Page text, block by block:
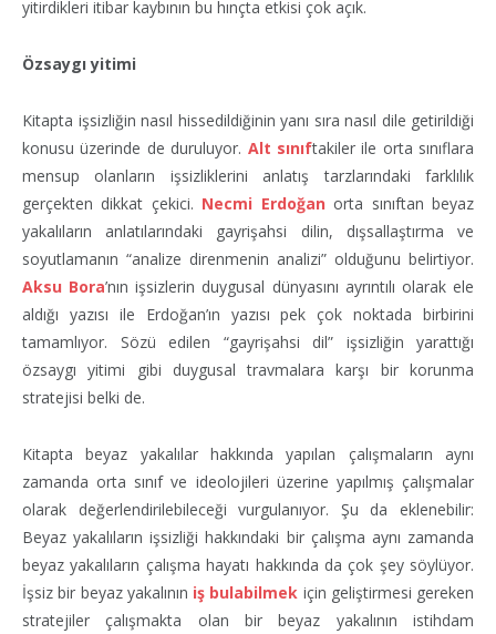
yitirdikleri itibar kaybının bu hınçta etkisi çok açık.
Özsaygı yitimi
Kitapta işsizliğin nasıl hissedildiğinin yanı sıra nasıl dile getirildiği
konusu üzerinde de duruluyor. Alt sınıftakiler ile orta sınıflara
mensup olanların işsizliklerini anlatış tarzlarındaki farklılık
gerçekten dikkat çekici. Necmi Erdoğan orta sınıftan beyaz
yakalıların anlatılarındaki gayrişahsi dilin, dışsallaştırma ve
soyutlamanın “analize direnmenin analizi” olduğunu belirtiyor.
Aksu Bora’nın işsizlerin duygusal dünyasını ayrıntılı olarak ele
aldığı yazısı ile Erdoğan’ın yazısı pek çok noktada birbirini
tamamlıyor. Sözü edilen “gayrişahsi dil” işsizliğin yarattığı
özsaygı yitimi gibi duygusal travmalara karşı bir korunma
stratejisi belki de.
Kitapta beyaz yakalılar hakkında yapılan çalışmaların aynı
zamanda orta sınıf ve ideolojileri üzerine yapılmış çalışmalar
olarak değerlendirilebileceği vurgulanıyor. Şu da eklenebilir:
Beyaz yakalıların işsizliği hakkındaki bir çalışma aynı zamanda
beyaz yakalıların çalışma hayatı hakkında da çok şey söylüyor.
İşsiz bir beyaz yakalının iş bulabilmek için geliştirmesi gereken
stratejiler çalışmakta olan bir beyaz yakalının istihdam